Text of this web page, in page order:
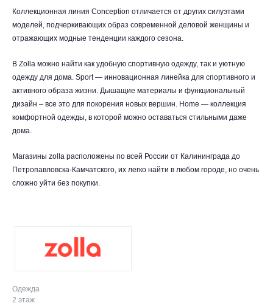
Коллекционная линия Conception отличается от других силуэтами
моделей, подчеркивающих образ современной деловой женщины и
отражающих модные тенденции каждого сезона.
В Zolla можно найти как удобную спортивную одежду, так и уютную
одежду для дома. Sport — инновационная линейка для спортивного и
активного образа жизни. Дышащие материалы и функциональный
дизайн – все это для покорения новых вершин. Home — коллекция
комфортной одежды, в которой можно оставаться стильными даже
дома.
Магазины zolla расположены по всей России от Калининграда до
Петропавловска-Камчатского, их легко найти в любом городе, но очень
сложно уйти без покупки.
Одежда
2 этаж